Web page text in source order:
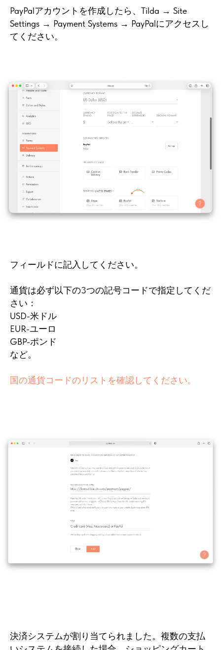
PayPalアカウントを作成したら、Tilda → Site
Settings → Payment Systems → PayPalにアクセスし
てください。
フィールドに記入してください。
通貨は必ず以下の3つの記号コードで指定してくだ
さい：
USD-米ドル
EUR-ユーロ
GBP-ポンド
など。
国の通貨コードのリストを確認してください。
決済システムが割り当てられました。複数の支払